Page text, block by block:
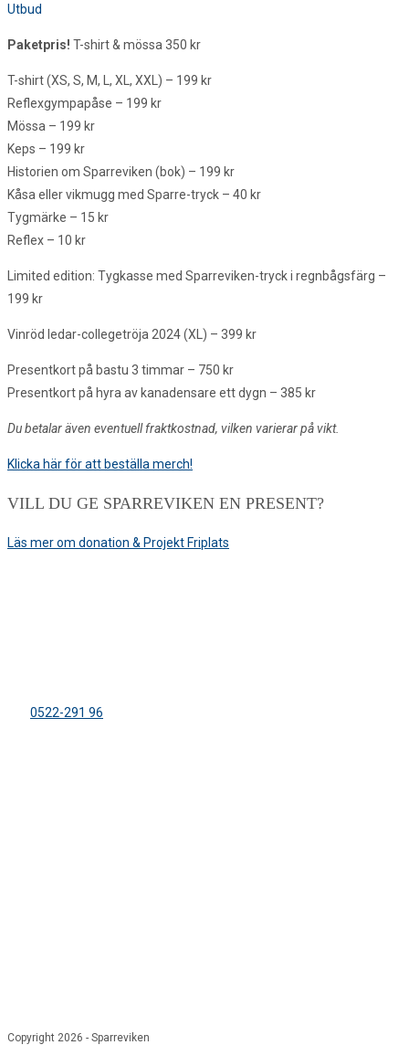
Utbud
Paketpris! T-shirt & mössa 350 kr
T-shirt (XS, S, M, L, XL, XXL) – 199 kr
Reflexgympapåse – 199 kr
Mössa – 199 kr
Keps – 199 kr
Historien om Sparreviken (bok) – 199 kr
Kåsa eller vikmugg med Sparre-tryck – 40 kr
Tygmärke – 15 kr
Reflex – 10 kr
Limited edition: Tygkasse med Sparreviken-tryck i regnbågsfärg –
199 kr
Vinröd ledar-collegetröja 2024 (XL) – 399 kr
Presentkort på bastu 3 timmar – 750 kr
Presentkort på hyra av kanadensare ett dygn – 385 kr
Du betalar även eventuell fraktkostnad, vilken varierar på vikt.
Klicka här för att beställa merch!
VILL DU GE SPARREVIKEN EN PRESENT?
Läs mer om donation & Projekt Friplats
0522-291 96
Copyright 2026 - Sparreviken